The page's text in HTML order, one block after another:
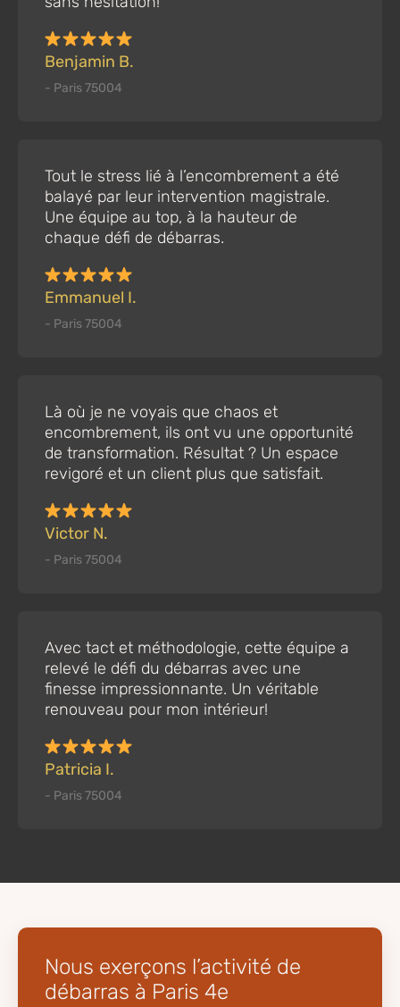
Benjamin B.
- Paris 75004
Tout le stress lié à l’encombrement a été
balayé par leur intervention magistrale.
Une équipe au top, à la hauteur de
chaque défi de débarras.
Emmanuel I.
- Paris 75004
Là où je ne voyais que chaos et
encombrement, ils ont vu une opportunité
de transformation. Résultat ? Un espace
revigoré et un client plus que satisfait.
Victor N.
- Paris 75004
Avec tact et méthodologie, cette équipe a
relevé le défi du débarras avec une
finesse impressionnante. Un véritable
renouveau pour mon intérieur!
Patricia I.
- Paris 75004
Nous exerçons l’activité de
débarras à Paris 4e